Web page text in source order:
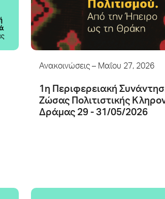
Ανακοινώσεις – Μαΐου 27, 2026
1η Περιφερειακή
Ζώσας Πολιτιστικής
Δράμας 29 - 31/05/2026